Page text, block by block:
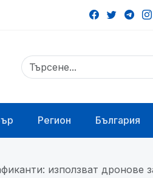
Регион България
използват дронове